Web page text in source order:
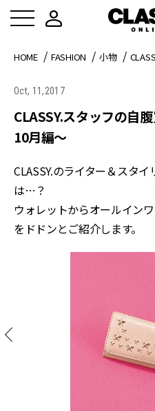
HOME FASHION 小物
Oct, 11,2017
CLASSY.スタッフの自
10月編～
CLASSY.のライター＆スタ
は…？
ウォレットからオールイン
をドドンとご紹介します。